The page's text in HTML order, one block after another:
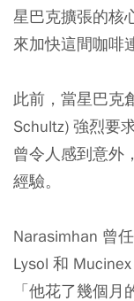
星巴克擴張的核
來加快這間咖啡
此前，當星巴克
Schultz) 強烈要
曾令人感到意外
經驗。
Narasimhan 曾
Lysol 和
「他花了幾個